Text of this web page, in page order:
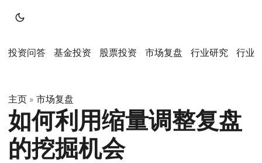
投资问答 基金投资 股票投资 市场复盘 行业研究 行业
主页 » 市场复盘
如何利用缩量调整复盘
的挖掘机会